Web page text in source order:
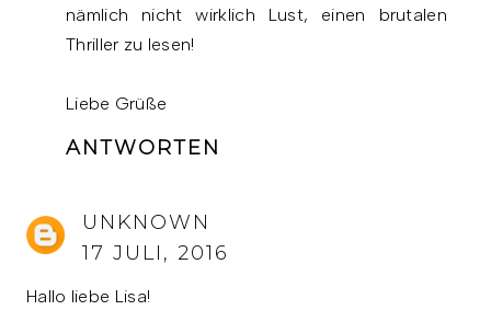
nämlich nicht wirklich Lust, einen brutalen
Thriller zu lesen!
Liebe Grüße
ANTWORTEN
UNKNOWN
17 JULI, 2016
Hallo liebe Lisa!